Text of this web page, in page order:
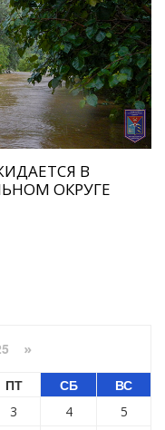
В
ОКРУГЕ
»
ПТ СБ ВС
3 4
5